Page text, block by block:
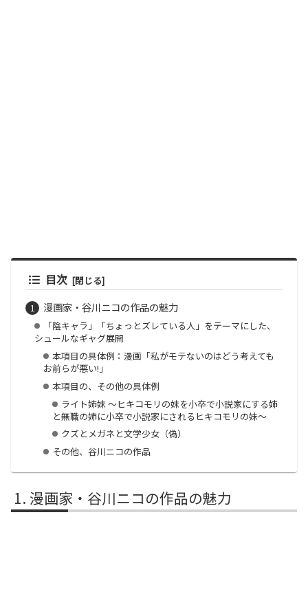
目次
漫画家・谷川ニコの作品の魅力
「陰キャラ」「ちょっとズレている人」をテーマにした、
シュールなギャグ展開
本項目の具体例：漫画「私がモテないのはどう考えても
お前らが悪い!」
本項目の、その他の具体例
ライト姉妹 〜ヒキコモリの妹を小卒で小説家にする姉
と無職の姉に小卒で小説家にされるヒキコモリの妹〜
クズとメガネと文学少女（偽）
その他、谷川ニコの作品
漫画家・谷川ニコの作品の魅力